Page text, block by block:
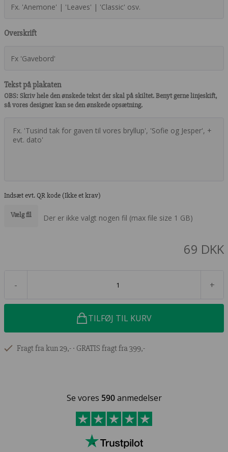
Overskrift
Tekst på plakaten
OBS: Skriv hele den ønskede tekst der skal på skiltet. Benyt gerne linjeskift,
så vores designer kan se den ønskede opsætning.
Indsæt evt. QR kode (Ikke et krav)
Der er ikke valgt nogen fil (max file size 1 GB)
Vælg fil
69 DKK
- +
TILFØJ TIL KURV
Fragt fra kun 29,- ∙ GRATIS fragt fra 399,-
Se vores 590anmedelser